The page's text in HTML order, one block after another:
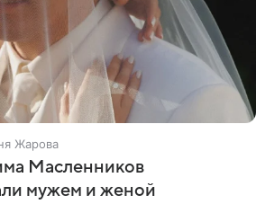
Жарова
Масленников
мужем и женой